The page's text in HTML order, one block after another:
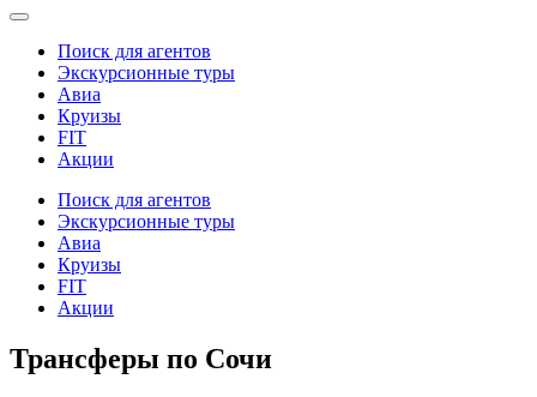
Поиск для агентов
Экскурсионные туры
Авиа
Круизы
FIT
Акции
Поиск для агентов
Экскурсионные туры
Авиа
Круизы
FIT
Акции
Трансферы по Сочи